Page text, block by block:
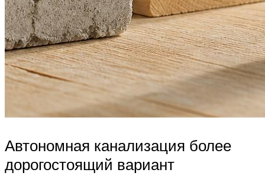
Автономная канализация более
дорогостоящий вариант